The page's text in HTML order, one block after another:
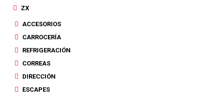
ZX
ACCESORIOS
CARROCERÍA
REFRIGERACIÓN
CORREAS
DIRECCIÓN
ESCAPES